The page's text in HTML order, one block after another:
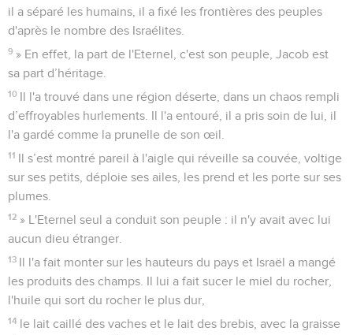
il a séparé les humains, il a fixé les frontières des peuples
d'après le nombre des Israélites.
9 » En effet, la part de l'Eternel, c'est son peuple, Jacob est
sa part d’héritage.
10 Il l'a trouvé dans une région déserte, dans un chaos rempli
d’effroyables hurlements. Il l'a entouré, il a pris soin de lui, il
l'a gardé comme la prunelle de son œil.
11 Il s’est montré pareil à l'aigle qui réveille sa couvée, voltige
sur ses petits, déploie ses ailes, les prend et les porte sur ses
plumes.
12 » L'Eternel seul a conduit son peuple : il n'y avait avec lui
aucun dieu étranger.
13 Il l'a fait monter sur les hauteurs du pays et Israël a mangé
les produits des champs. Il lui a fait sucer le miel du rocher,
l'huile qui sort du rocher le plus dur,
14 le lait caillé des vaches et le lait des brebis, avec la graisse